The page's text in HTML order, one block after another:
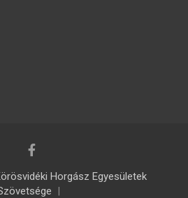
Horgász Egyesületek